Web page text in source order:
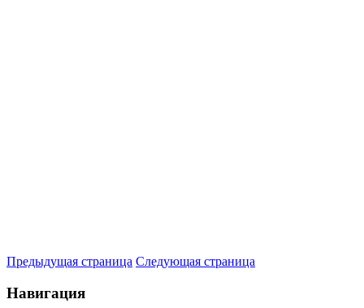
Предыдущая страница Следующая страница
Навигация